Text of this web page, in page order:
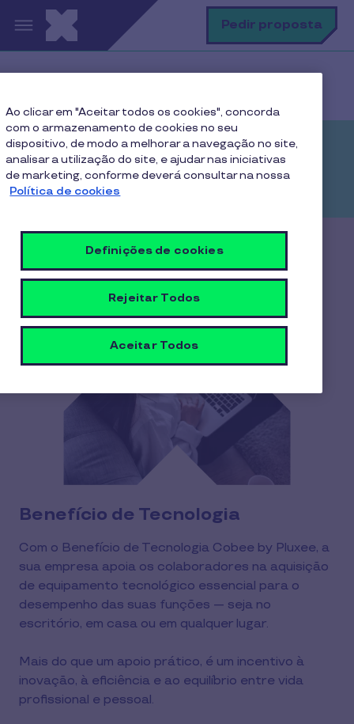
Passar para o conteúdo principalPedir proposta
Tecnologia
Benefício de Tecnologia
Com o Benefício de Tecnologia Cobee by Pluxee, a
sua empresa apoia os colaboradores na aquisição
de equipamento tecnológico essencial para o
desempenho das suas funções — seja no
escritório, em casa ou em qualquer lugar.
Mais do que um apoio prático, é um incentivo à
inovação, à eficiência e ao equilíbrio entre vida
profissional e pessoal.
Ao clicar em "Aceitar todos os cookies", concorda
com o armazenamento de cookies no seu
dispositivo, de modo a melhorar a navegação no site,
analisar a utilização do site, e ajudar nas iniciativas
de marketing, conforme deverá consultar na nossa
Política de cookies
Definições de cookies
Rejeitar Todos
Aceitar Todos